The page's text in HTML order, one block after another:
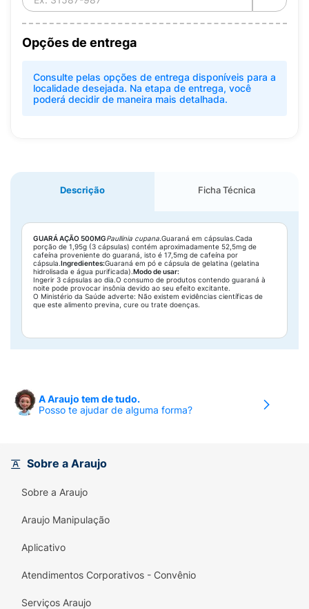
Opções de entrega
Consulte pelas opções de entrega disponíveis para a
localidade desejada. Na etapa de entrega, você
poderá decidir de maneira mais detalhada.
Descrição Ficha Técnica
GUARÁ AÇÃO 500MGPaullinia cupana.Guaraná em cápsulas.Cada
porção de 1,95g (3 cápsulas) contém aproximadamente 52,5mg de
cafeína proveniente do guaraná, isto é 17,5mg de cafeína por
cápsula.Ingredientes:Guaraná em pó e cápsula de gelatina (gelatina
hidrolisada e água purificada).Modo de usar:
Ingerir 3 cápsulas ao dia.O consumo de produtos contendo guaraná à
noite pode provocar insônia devido ao seu efeito excitante.
O Ministério da Saúde adverte: Não existem evidências científicas de
que este alimento previna, cure ou trate doenças.
A Araujo tem de tudo.
Posso te ajudar de alguma forma?
Sobre a Araujo
Sobre a Araujo
Araujo Manipulação
Aplicativo
Atendimentos Corporativos - Convênio
Serviços Araujo